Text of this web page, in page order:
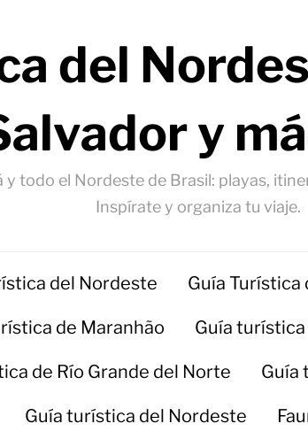
del
y
y todo el Nordeste de Brasil: playas,
Inspírate y organiza tu viaje.
del Nordeste Guía Turística
de Maranhão Guía
de Río Grande del Norte Guía
Guía turística del Nordeste